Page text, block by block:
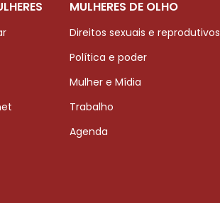
MULHERES DE OLHO
Direitos sexuais e reprodutivos
Política e poder
Mulher e Mídia
Trabalho
Agenda